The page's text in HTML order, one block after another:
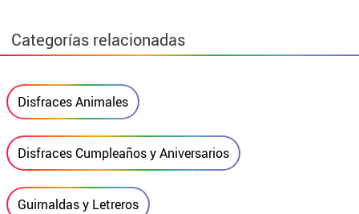
Categorías relacionadas
Disfraces Animales
Disfraces Cumpleaños y Aniversarios
Guirnaldas y Letreros